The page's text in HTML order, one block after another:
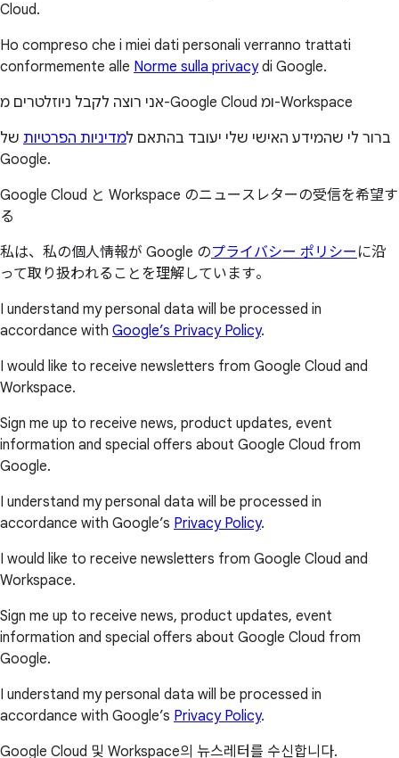
Cloud.
Ho compreso che i miei dati personali verranno trattati
conformemente alle Norme sulla privacydi Google.
אני רוצה לקבל ניוזלטרים מ-Google Cloud ומ-Workspace
ברור לי שהמידע האישי שלי יעובד בהתאם למדיניות הפרטיות של
Google.
Google Cloud と Workspace のニュースレターの受信を希望す
る
私は、私の個人情報が Google のプライバシー ポリシー に沿
って取り扱われることを理解しています。
I understand my personal data will be processed in
accordance with Google’s Privacy Policy.
I would like to receive newsletters from Google Cloud and
Workspace.
Sign me up to receive news, product updates, event
information and special offers about Google Cloud from
Google.
I understand my personal data will be processed in
accordance with Google’s Privacy Policy.
I would like to receive newsletters from Google Cloud and
Workspace.
Sign me up to receive news, product updates, event
information and special offers about Google Cloud from
Google.
I understand my personal data will be processed in
accordance with Google’s Privacy Policy.
Google Cloud 및 Workspace의 뉴스레터를 수신합니다.